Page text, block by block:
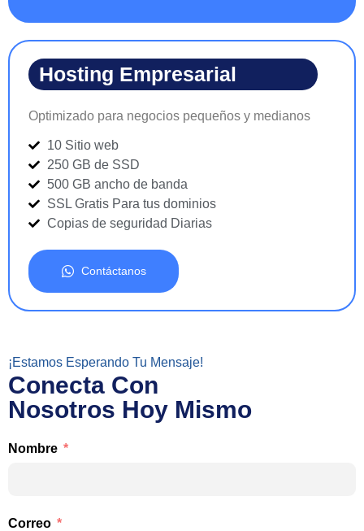
Hosting Empresarial
Optimizado para negocios pequeños y medianos
10 Sitio web
250 GB de SSD
500 GB ancho de banda
SSL Gratis Para tus dominios
Copias de seguridad Diarias
Contáctanos
¡Estamos Esperando Tu Mensaje!
Conecta Con
Nosotros Hoy Mismo
Nombre
Correo